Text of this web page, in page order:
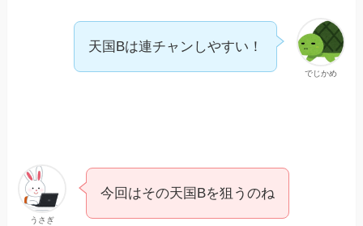
でじかめ
天国Bは連チャンしやすい！
うさぎ
今回はその天国Bを狙うのね